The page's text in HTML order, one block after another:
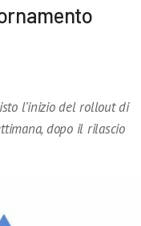
l’inizio del rollout di
dopo il rilascio